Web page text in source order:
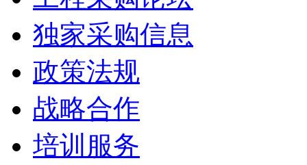
独家采购信息
政策法规
战略合作
培训服务